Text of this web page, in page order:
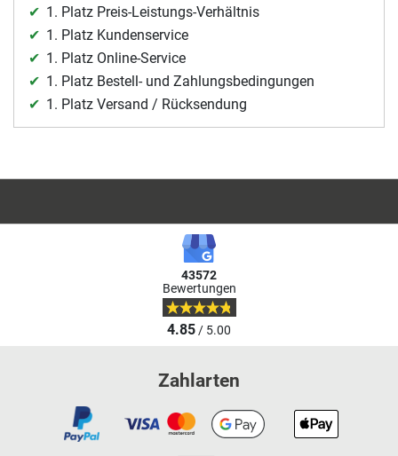
1. Platz Preis-Leistungs-Verhältnis
1. Platz Kundenservice
1. Platz Online-Service
1. Platz Bestell- und Zahlungsbedingungen
1. Platz Versand / Rücksendung
43572
Bewertungen
4.85/ 5.00
Zahlarten